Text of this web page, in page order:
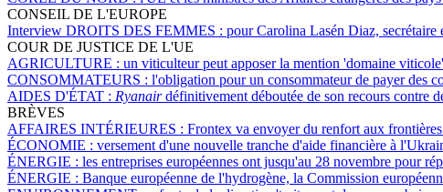
CONSEIL DE L'EUROPE
Interview DROITS DES FEMMES : pour Carolina Lasén Diaz,
COUR DE JUSTICE DE L'UE
AGRICULTURE : un viticulteur peut apposer la mention 'domaine
CONSOMMATEURS : l'obligation pour un consommateur de payer des
AIDES D'ÉTAT : Ryanairdéfinitivement déboutée de son recours contre
BRÈVES
AFFAIRES INTÉRIEURES : Frontex va envoyer du renfort aux
ÉCONOMIE : versement d'une nouvelle tranche d'aide financière à
ÉNERGIE : les entreprises européennes ont jusqu'au 28 novembre pour
ÉNERGIE : Banque européenne de l'hydrogène, la Commission